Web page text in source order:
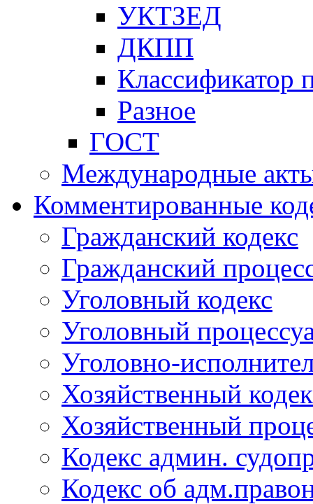
УКТЗЕД
ДКПП
Классификатор
Разное
ГОСТ
Международные
Комментированные
Гражданский кодекс
Гражданский
Уголовный кодекс
Уголовный
Уголовно-
Хозяйственный
Хозяйственный
Кодекс админ.
Кодекс об